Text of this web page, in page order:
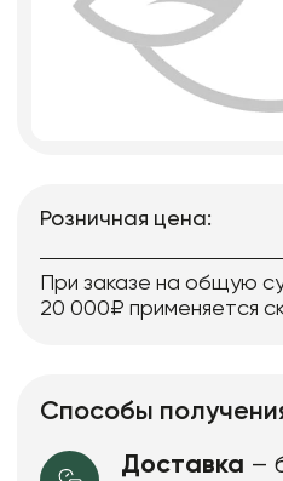
Розничная цена:
При заказе на общую
20 000₽ применяется
Способы
Доставка –